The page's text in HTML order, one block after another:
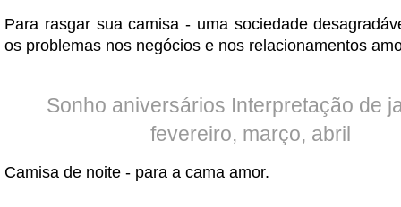
Para rasgar sua camisa - uma sociedade
os problemas nos negócios e nos relacionamentos
Sonho aniversários Interpretação de
fevereiro, março, abril
Camisa de noite - para a cama amor.